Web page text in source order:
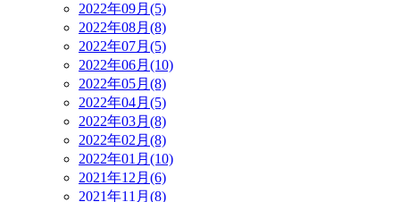
2022年09月(5)
2022年08月(8)
2022年07月(5)
2022年06月(10)
2022年05月(8)
2022年04月(5)
2022年03月(8)
2022年02月(8)
2022年01月(10)
2021年12月(6)
2021年11月(8)